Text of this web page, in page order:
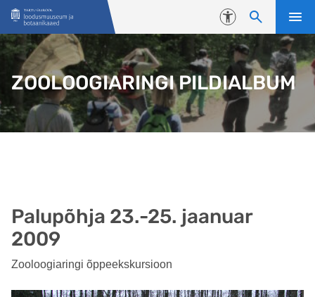
Liigu edasi põhisisu juurde
Juurdepääsetavus
ZOOLOOGIARINGI PILDIALBUM
Palupõhja 23.-25. jaanuar
2009
Zooloogiaringi õppeekskursioon